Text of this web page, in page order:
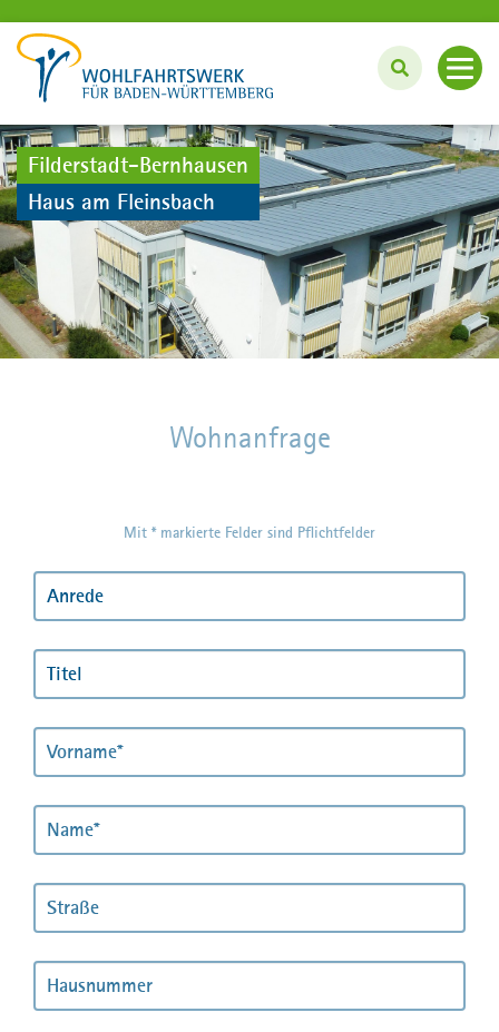
WOHNEN. BETREUEN. PFLEGEN.
Einrichtungen im Überblick
Weitere Angebote des Wohlfahrtswerks
Wohlfahrtswerk.de
0711 709 85-0
Interner Bereich
Filderstadt-Bernhausen
Haus am Fleinsbach
Wohnanfrage
Mit * markierte Felder sind Pflichtfelder